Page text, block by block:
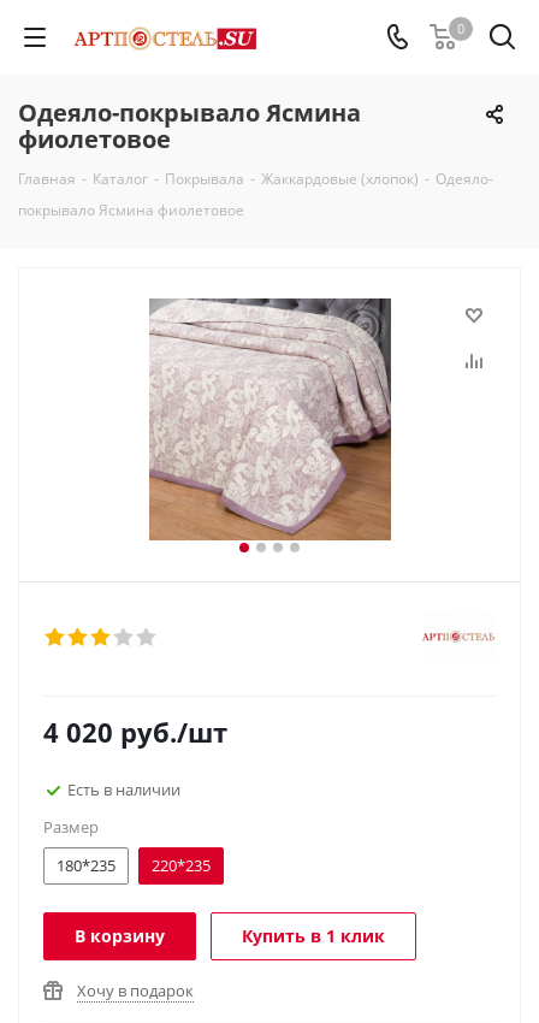
0
Одеяло-покрывало Ясмина
фиолетовое
Главная - Каталог - Покрывала - Жаккардовые (хлопок) - Одеяло-
покрывало Ясмина фиолетовое
4 020 руб./шт
Есть в наличии
Размер
180*235
220*235
В корзину Купить в 1 клик
Хочу в подарок